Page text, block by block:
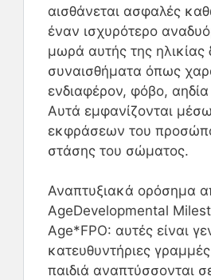
αισθάνεται ασφαλές
έναν ισχυρότερο
μωρά αυτής της ηλικίας
συναισθήματα όπως
ενδιαφέρον, φόβο,
Αυτά εμφανίζονται
εκφράσεων του
στάσης του σώματος.
Αναπτυξιακά ορόσημα
AgeDevelopmental
Age*FPO: αυτές είναι
κατευθυντήριες
παιδιά αναπτύσσονται